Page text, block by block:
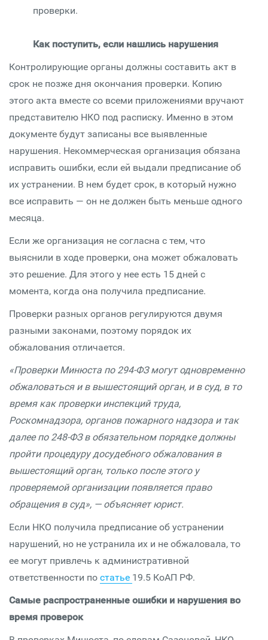
проверки.
Как поступить, если нашлись нарушения
Контролирующие органы должны составить акт в
срок не позже дня окончания проверки. Копию
этого акта вместе со всеми приложениями вручают
представителю НКО под расписку. Именно в этом
документе будут записаны все выявленные
нарушения. Некоммерческая организация обязана
исправить ошибки, если ей выдали предписание об
их устранении. В нем будет срок, в который нужно
все исправить — он не должен быть меньше одного
месяца.
Если же организация не согласна с тем, что
выяснили в ходе проверки, она может обжаловать
это решение. Для этого у нее есть 15 дней с
момента, когда она получила предписание.
Проверки разных органов регулируются двумя
разными законами, поэтому порядок их
обжалования отличается.
«Проверки Минюста по 294-ФЗ могут одновременно
обжаловаться и в вышестоящий орган, и в суд, в то
время как проверки инспекций труда,
Роскомнадзора, органов пожарного надзора и так
далее по 248-ФЗ в обязательном порядке должны
пройти процедуру досудебного обжалования в
вышестоящий орган, только после этого у
проверяемой организации появляется право
обращения в суд», — объясняет юрист.
Если НКО получила предписание об устранении
нарушений, но не устранила их и не обжаловала, то
ее могут привлечь к административной
ответственности по статье 19.5 КоАП РФ.
Самые распространенные ошибки и нарушения во
время проверок